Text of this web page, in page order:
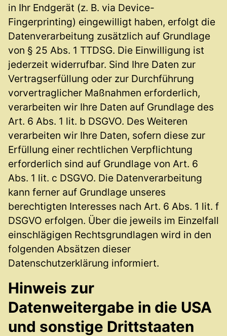
in Ihr Endgerät (z. B. via Device-
Fingerprinting) eingewilligt haben, erfolgt die
Datenverarbeitung zusätzlich auf Grundlage
von § 25 Abs. 1 TTDSG. Die Einwilligung ist
jederzeit widerrufbar. Sind Ihre Daten zur
Vertragserfüllung oder zur Durchführung
vorvertraglicher Maßnahmen erforderlich,
verarbeiten wir Ihre Daten auf Grundlage des
Art. 6 Abs. 1 lit. b DSGVO. Des Weiteren
verarbeiten wir Ihre Daten, sofern diese zur
Erfüllung einer rechtlichen Verpflichtung
erforderlich sind auf Grundlage von Art. 6
Abs. 1 lit. c DSGVO. Die Datenverarbeitung
kann ferner auf Grundlage unseres
berechtigten Interesses nach Art. 6 Abs. 1 lit. f
DSGVO erfolgen. Über die jeweils im Einzelfall
einschlägigen Rechtsgrundlagen wird in den
folgenden Absätzen dieser
Datenschutzerklärung informiert.
Hinweis zur
Datenweitergabe in die USA
und sonstige Drittstaaten